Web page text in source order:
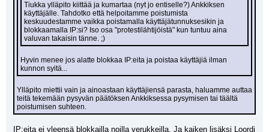
Tiukka ylläpito kiittää ja kumartaa (nyt jo entiselle?) Ankkiksen
käyttäjälle. Tahdotko että helpoitamme poistumista
keskuudestamme vaikka poistamalla käyttäjätunnuksesikin ja
blokkaamalla IP:si? Iso osa "protestilähtijöistä" kun tuntuu aina
valuvan takaisin tänne. ;)
Hyvin menee jos alatte blokkaa IP:eita ja poistaa käyttäjiä ilman
kunnon syitä...
Ylläpito miettii vain ja ainoastaan käyttäjiensä parasta, haluamme auttaa
teitä tekemään pysyvän päätöksen Ankkiksessa pysymisen tai täältä
poistumisen suhteen.
IP:eita ei yleensä blokkailla noilla verukkeilla. Ja kaiken lisäksi Loordi